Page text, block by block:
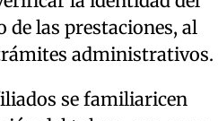
de las prestaciones, al
administrativos.
se familiaricen